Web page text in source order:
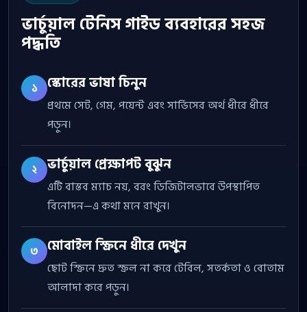
ভার্চুয়াল টেনিস গাইড ব্যবহারের সহজ
পদ্ধতি
১ স্কোরের ভাষা চিনুন
প্রথমে সেট, গেম, পয়েন্ট এবং সার্ভিসের অর্থ ধীরে ধীরে
পড়ুন।
২ ভার্চুয়াল প্রেক্ষাপট বুঝুন
এটি বাস্তব ম্যাচ নয়, বরং ডিজিটালভাবে উপস্থাপিত
বিনোদন—এ কথা মনে রাখুন।
৩ মোবাইল স্ক্রিনে ধীরে দেখুন
ছোট স্ক্রিনে দ্রুত স্ক্রল না করে টেবিল, সতর্কতা ও বোতাম
আলাদা করে পড়ুন।